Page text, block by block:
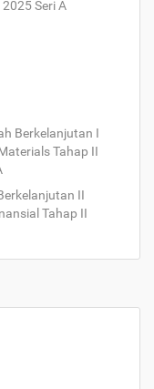
Seri A
Berkelanjutan I
Tahap II
II
Tahap II